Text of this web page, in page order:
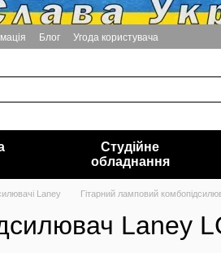
Блог Угода користувача
Студійне
обладнання
Laney Гітарний ламповий
Laney